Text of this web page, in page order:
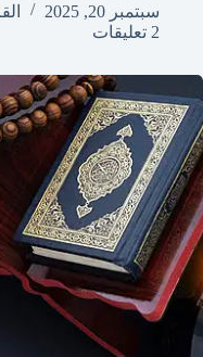
سبتمبر 20, 2025
2 تعليقات